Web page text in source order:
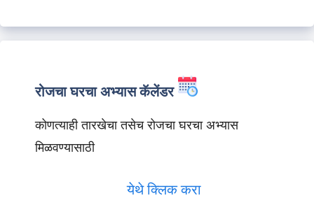
रोजचा घरचा अभ्यास कॅलेंडर
कोणत्याही तारखेचा तसेच रोजचा घरचा अभ्यास
मिळवण्यासाठी
येथे क्लिक करा